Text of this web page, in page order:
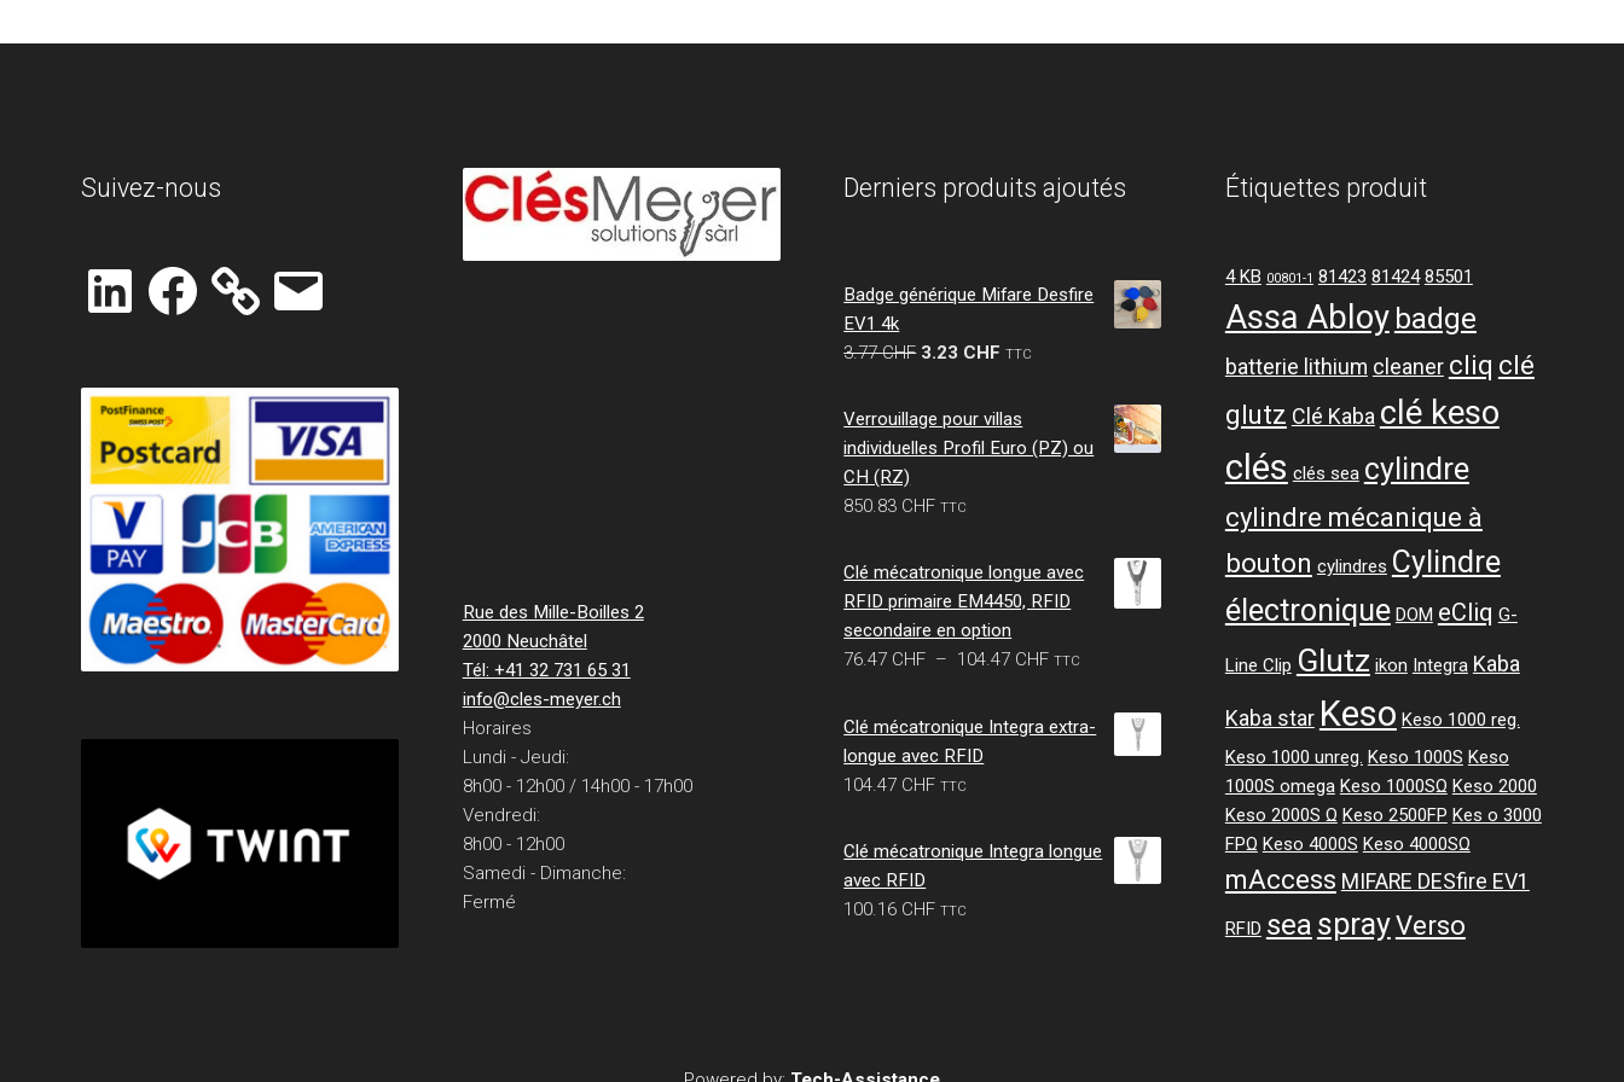
Suivez-nous
LinkedIn Facebook
E-
mail
Rue des Mille-Boilles 2
2000 Neuchâtel
Tél: +41 32 731 65 31
info@cles-meyer.ch
Horaires
Lundi - Jeudi:
8h00 - 12h00 / 14h00 - 17h00
Vendredi:
8h00 - 12h00
Samedi - Dimanche:
Fermé
Derniers produits ajoutés
Badge générique Mifare Desfire
EV1 4k
3.77CHF Le
était :
3.23 CHF Le
actuel
est :
TTC
Verrouillage pour villas
individuelles Profil Euro (PZ) ou
CH (RZ)
850.83 CHF TTC
Clé mécatronique longue avec
RFID primaire EM4450, RFID
secondaire en option
76.47 CHF – 104.47 CHFPlage
prix :
TTC
Clé mécatronique Integra extra-
longue avec RFID
104.47 CHF TTC
Clé mécatronique Integra longue
avec RFID
100.16 CHF TTC
Étiquettes produit
4 KB 00801-1 81423 81424 85501
Assa Abloy badge
batterie lithium cleaner cliq clé
glutz Clé Kaba clé keso
clés clés sea cylindre
cylindre mécanique à
bouton cylindres Cylindre
électronique DOM eCliq G-
Line Clip Glutz ikon Integra Kaba
Kaba star Keso Keso 1000 reg.
Keso 1000 unreg. Keso 1000S Keso
1000S omega Keso 1000SΩ Keso 2000
Keso 2000S Ω Keso 2500FP Kes o 3000
FPΩ Keso 4000S Keso 4000SΩ
mAccess MIFARE DESfire EV1
RFID sea sprayVerso